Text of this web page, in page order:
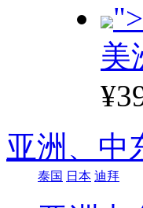
">
美
亚洲、 中
泰国 日本 迪拜